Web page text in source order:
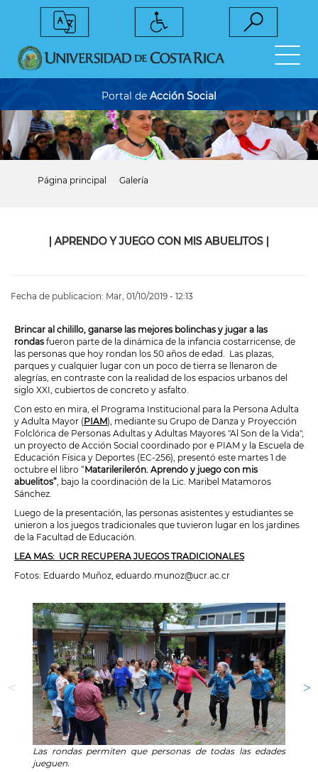
Portal de Acción Social
Página principal Galería
|APRENDO Y JUEGO CON MIS ABUELITOS
Fecha de publicacion: Mar, 01/10/2019 - 12:13
Brincar al chilillo, ganarse las mejores bolinchas y jugar a las
rondas fueron parte de la dinámica de la infancia costarricense, de
las personas que hoy rondan los 50 años de edad. Las plazas,
parques y cualquier lugar con un poco de tierra se llenaron de
alegrías, en contraste con la realidad de los espacios urbanos del
siglo XXI, cubiertos de concreto y asfalto.
Con esto en mira, el Programa Institucional para la Persona Adulta
y Adulta Mayor (PIAM), mediante su Grupo de Danza y Proyección
Folclórica de Personas Adultas y Adultas Mayores "Al Son de la Vida",
un proyecto de Acción Social coordinado por e PIAM y la Escuela de
Educación Física y Deportes (EC-256), presentó este martes 1 de
octubre el libro “Matarilerilerón. Aprendo y juego con mis
abuelitos”, bajo la coordinación de la Lic. Maribel Matamoros
Sánchez.
Luego de la presentación, las personas asistentes y estudiantes se
unieron a los juegos tradicionales que tuvieron lugar en los jardines
de la Facultad de Educación.
LEA MAS: UCR RECUPERA JUEGOS TRADICIONALES
Fotos: Eduardo Muñoz, eduardo.munoz@ucr.ac.cr
Las rondas permiten que personas de todas las edades
jueguen.